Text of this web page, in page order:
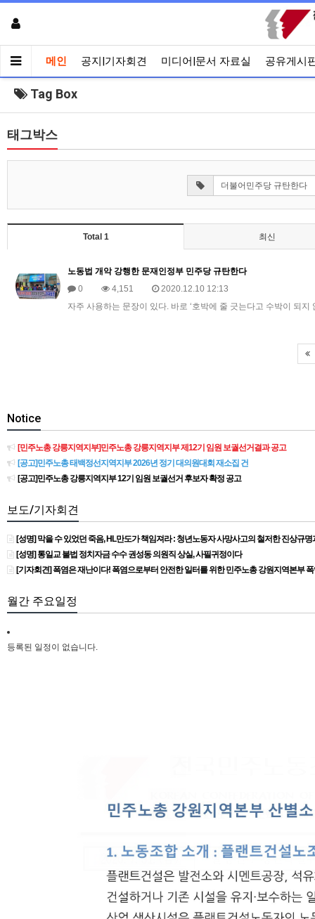
메인 공지|기자회견 미디어|문서 자료실 공유게시
Tag Box
태그박스
Total 1 최신
노동법 개악 강행한 문재인정부 민주당 규탄한다
0
4,151
2020.12.10 12:13
자주 사용하는 문장이 있다. 바로 ‘호박에 줄 긋는다고 수박이 되
Notice
[민주노총 강릉지역지부]민주노총 강릉지역지부 제12기 임원 보궐선거결과 공고
[공고]민주노총 태백정선지역지부 2026년 정기 대의원대회 재소집 건
[공고]민주노총 강릉지역지부 12기 임원 보궐선거 후보자 확정 공고
보도/기자회견
[성명] 막을 수 있었던 죽음, HL만도가 책임져라 : 청년노동자 사망사고의 철저한 진상규
[성명] 통일교 불법 정치자금 수수 권성동 의원직 상실, 사필귀정이다
[기자회견] 폭염은 재난이다! 폭염으로부터 안전한 일터를 위한 민주노총 강원지역본부
월간 주요일정
등록된 일정이 없습니다.